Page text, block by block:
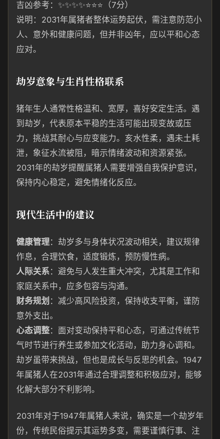
吉凶参考：✨✨✨✨⭐⭐⭐（7分）
说明：2031年属猪者整体运势起伏，需注意防范小
人、意外和健康问题，但并非凶年，应以平和心态
应对。
劫岁意象与生肖性格联系
猪年生人通常性格温和、宽厚，喜好安定生活。遇
到劫岁，代表原本平稳的生活可能出现变故或压
力，挑战其耐心与应变能力。亥水性柔，遇未土耗
泄，象征水流被阻，暗示情绪波动和资源紧张。
2031年的劫岁提醒属猪人需要增强自我保护意识，
保持内心稳定，避免情绪化反应。
现代生活中的建议
健康管理：劫岁多与身体状况波动相关，建议规律
作息，合理饮食，适度锻炼，预防慢性病。
人际关系：避免与人发生重大冲突，尤其是工作和
家庭关系中，应多包容与沟通。
财务规划 ：减少高风险投资，保持收支平衡，谨防
意外支出。
心态调整：面对变动保持平和心态，可通过传统节
气时节进行养生或参加文化活动，助力身心调和。
劫岁虽带来挑战，但也是成长与反思的机会。1947
年属猪人在2031年通过合理调整和积极应对，能够
化解大部分不利影响。
2031年对于1947年属猪人来说，确实是一个劫岁年
份，传统民俗提示其运势多变，需要谨慎行事、注